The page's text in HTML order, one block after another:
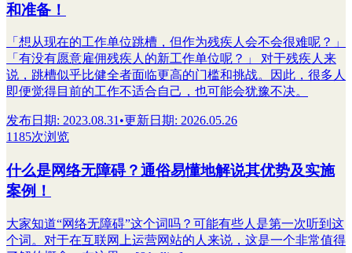
和准备！
「想从现在的工作单位跳槽，但作为残疾人会不会很难呢？」
「有没有愿意雇佣残疾人的新工作单位呢？」 对于残疾人来
说，跳槽似乎比健全者面临更高的门槛和挑战。因此，很多人
即便觉得目前的工作不适合自己，也可能会犹豫不决。
发布日期: 2023.08.31•更新日期: 2026.05.26
1185次浏览
什么是网络无障碍？通俗易懂地解说其优势及实施
案例！
大家知道“网络无障碍”这个词吗？可能有些人是第一次听到这
个词。对于在互联网上运营网站的人来说，这是一个非常值得